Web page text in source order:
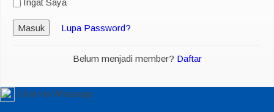
Ingat Saya
Masuk Lupa Password?
Belum menjadi member? Daftar
Chat via Whatsapp